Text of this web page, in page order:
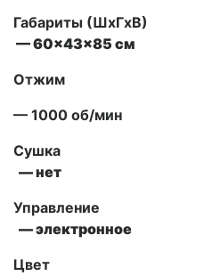
Габариты (ШxГxВ)
— 60x43x85 см
Отжим
— 1000 об/мин
Сушка
— нет
Управление
— электронное
Цвет